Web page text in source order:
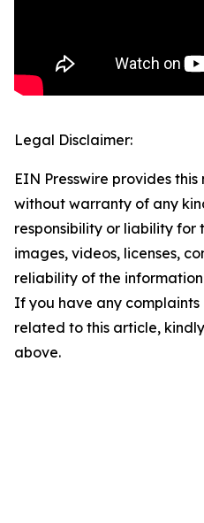
Legal Disclaimer:
EIN Presswire provides
without warranty of any
responsibility or liability for
images, videos, licenses,
reliability of the
If you have any complaints
related to this article,
above.